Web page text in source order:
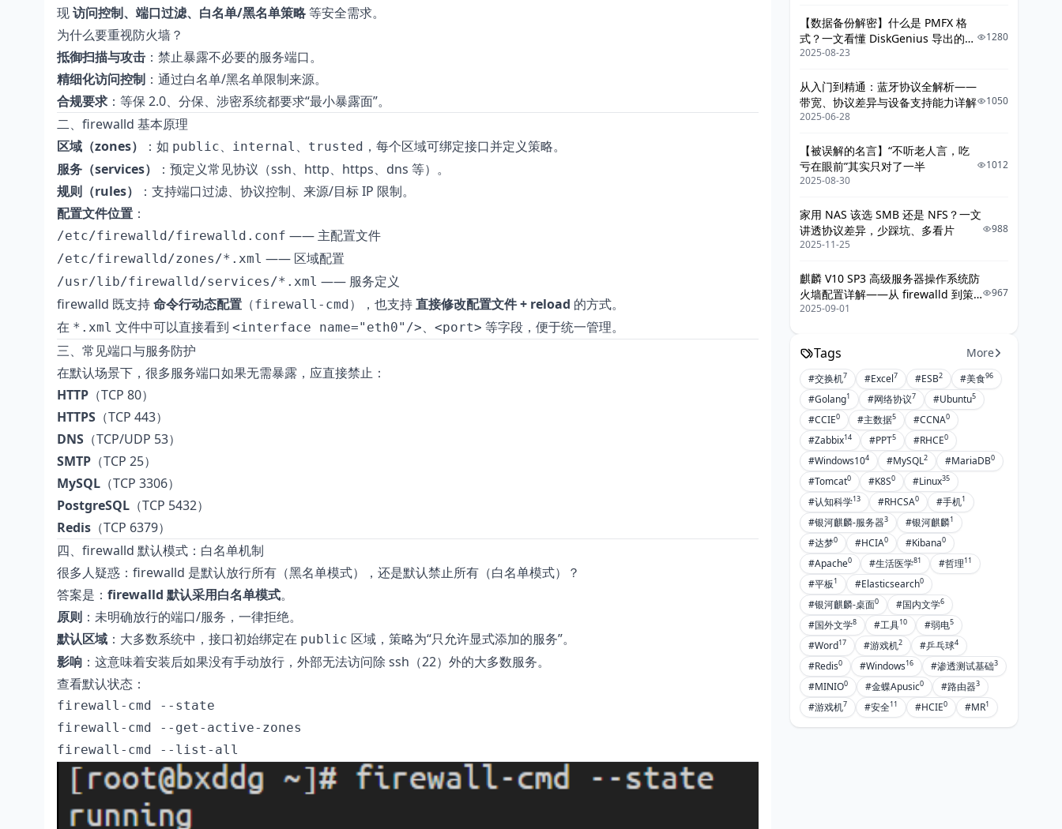
现访问控制、端口过滤、白名单/黑名单策略等安全需求。
为什么要重视防火墙？
抵御扫描与攻击 ：禁止暴露不必要的服务端口。
精细化访问控制 ：通过白名单/黑名单限制来源。
合规要求 ：等保 2.0、分保、涉密系统都要求“最小暴露面”。
二、firewalld 基本原理
区域（zones）
：如 public、 internal 、 trusted ，每个区域可绑定接口并定义策略。
服务（services）
：预定义常见协议（ssh、http、https、dns 等）。
规则（rules）
：支持端口过滤、协议控制、来源/目标 IP 限制。
配置文件位置 ：
/etc/firewalld/firewalld.conf —— 主配置文件
/etc/firewalld/zones/*.xml —— 区域配置
/usr/lib/firewalld/services/*.xml —— 服务定义
firewalld 既支持命令行动态配置 （firewall-cmd），也支持直接修改配置文件 + reload 的方式。
在 *.xml 文件中可以直接看到 <interface name="eth0"/>、 <port> 等字段，便于统一管理。
三、常见端口与服务防护
在默认场景下，很多服务端口如果无需暴露，应直接禁止：
HTTP （TCP 80）
HTTPS （TCP 443）
DNS （TCP/UDP 53）
SMTP （TCP 25）
MySQL （TCP 3306）
PostgreSQL （TCP 5432）
Redis （TCP 6379）
四、firewalld 默认模式：白名单机制
很多人疑惑：firewalld 是默认放行所有（黑名单模式），还是默认禁止所有（白名单模式）？
答案是： firewalld 默认采用白名单模式。
原则 ：未明确放行的端口/服务，一律拒绝。
默认区域 ：大多数系统中，接口初始绑定在 public 区域，策略为“只允许显式添加的服务”。
影响 ：这意味着安装后如果没有手动放行，外部无法访问除 ssh（22）外的大多数服务。
查看默认状态：
firewall-cmd --state
firewall-cmd --get-active-zones
firewall-cmd --list-all
【数据备份解密】什么是 PMFX 格
式？一文看懂 DiskGenius 导出的整
机系统镜像
2025-08-23
1280
从入门到精通：蓝牙协议全解析——
带宽、协议差异与设备支持能力详解
2025-06-28
1050
【被误解的名言】“不听老人言，吃
亏在眼前”其实只对了一半
2025-08-30
1012
家用 NAS 该选 SMB 还是 NFS？一文
讲透协议差异，少踩坑、多看片
2025-11-25
988
麒麟 V10 SP3 高级服务器操作系统防
火墙配置详解——从 firewalld 到策
略落地的最佳实践
2025-09-01
967
Tags More
#交换机7 #Excel7 #ESB2 #美食96
#Golang1 #网络协议7 #Ubuntu5
#CCIE0 #主数据5 #CCNA0
#Zabbix14 #PPT5 #RHCE0
#Windows104 #MySQL2 #MariaDB0
#Tomcat0 #K8S0 #Linux35
#认知科学13 #RHCSA0 #手机1
#银河麒麟-服务器3 #银河麒麟1
#达梦0 #HCIA0 #Kibana0
#Apache0 #生活医学81 #哲理11
#平板1 #Elasticsearch0
#银河麒麟-桌面0 #国内文学6
#国外文学8 #工具10 #弱电5
#Word17 #游戏机2 #乒乓球4
#Redis0 #Windows16 #渗透测试基础3
#MINIO0 #金蝶Apusic0 #路由器3
#游戏机7 #安全11 #HCIE0 #MR1